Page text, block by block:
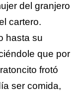
del granjero
cartero.
hasta su
que por
frotó
ser comida,